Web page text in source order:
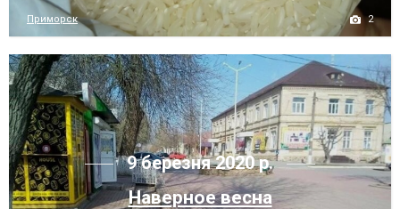
Приморск 2
9 березня 2020 р.
Наверное весна